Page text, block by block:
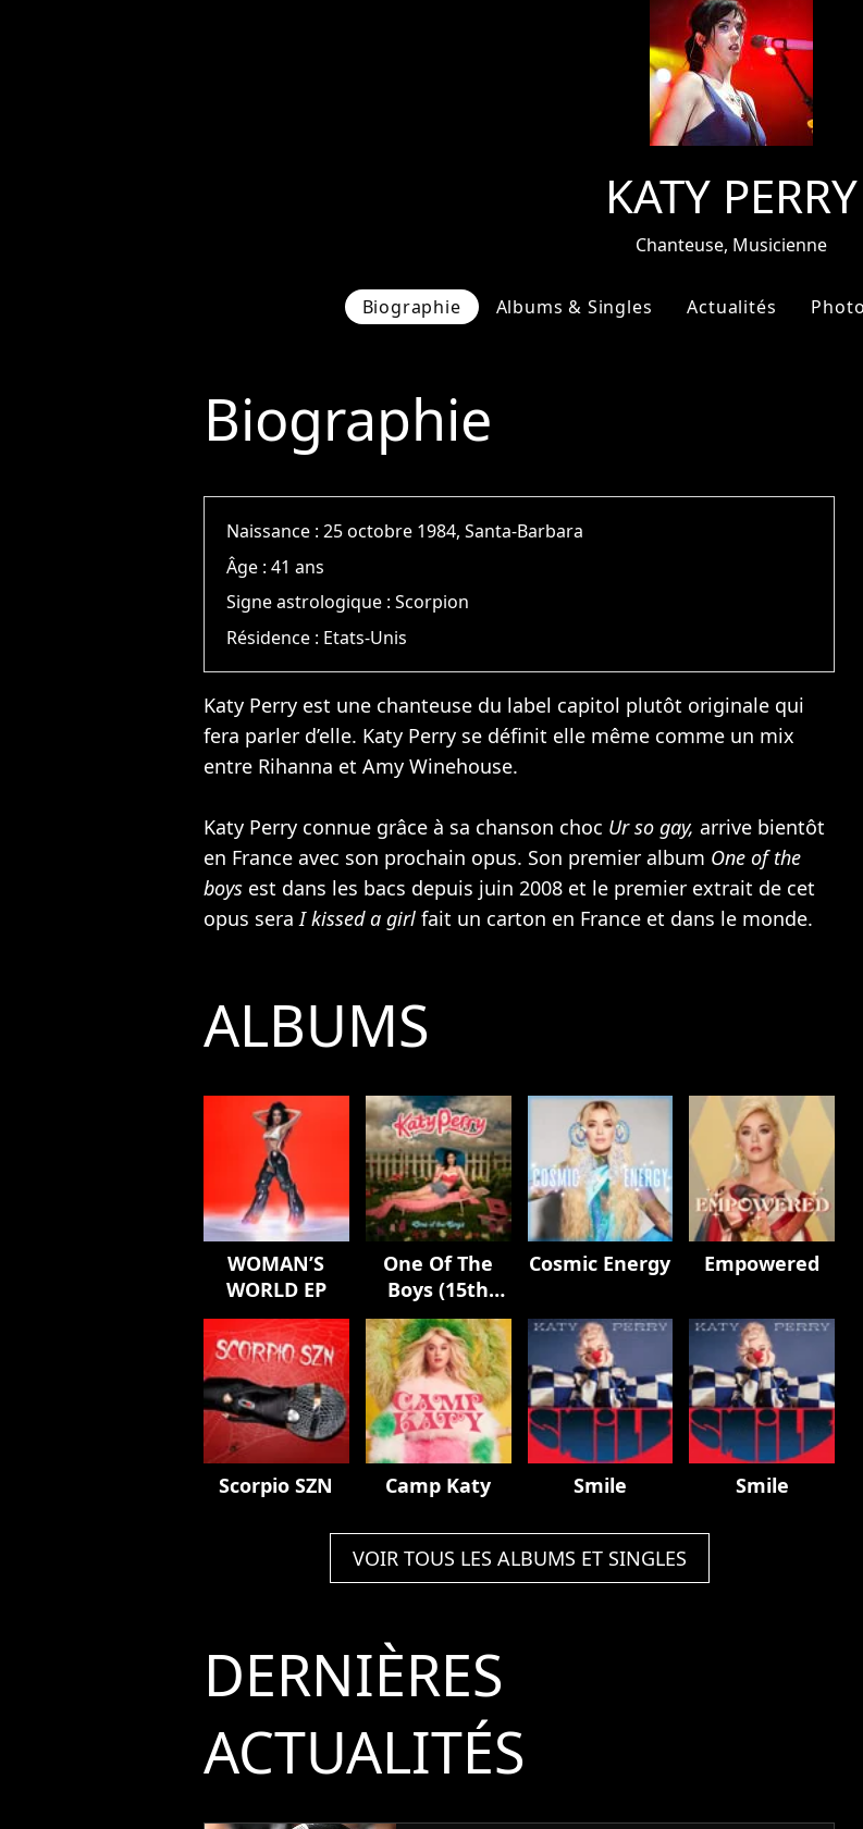
KATY PERRY
Chanteuse, Musicienne
Biographie Albums & Singles Actualités
Biographie
Naissance :25 octobre 1984, Santa-Barbara
Âge :41 ans
Signe astrologique :Scorpion
Résidence : Etats-Unis
Katy Perry est une chanteuse du label capitol plutôt originale qui
fera parler d’elle. Katy Perry se définit elle même comme un mix
entre Rihanna et Amy Winehouse.
Katy Perry connue grâce à sa chanson choc Ur so gay, arrive bientôt
en France avec son prochain opus. Son premier album One of the
boys est dans les bacs depuis juin 2008 et le premier extrait de cet
opus seraI kissed a girl fait un carton en France et dans le monde.
ALBUMS
WOMAN’S
WORLD EP
One Of The
Boys (15th
Anniversary
Edition)
Cosmic Energy Empowered
Scorpio SZN Camp Katy Smile Smile
VOIR TOUS LES ALBUMS ET SINGLES
DERNIÈRES
ACTUALITÉS